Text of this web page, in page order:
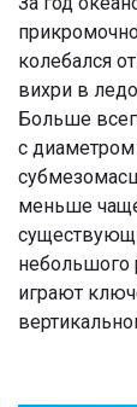
колебался
вихри в
Больше
с
меньше
небольшого
играют